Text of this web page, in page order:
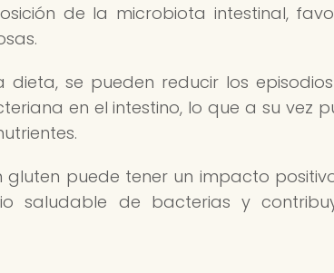
de la microbiota intestinal,
dieta, se pueden reducir los
en el intestino, lo que a su vez
gluten puede tener un impacto
saludable de bacterias y